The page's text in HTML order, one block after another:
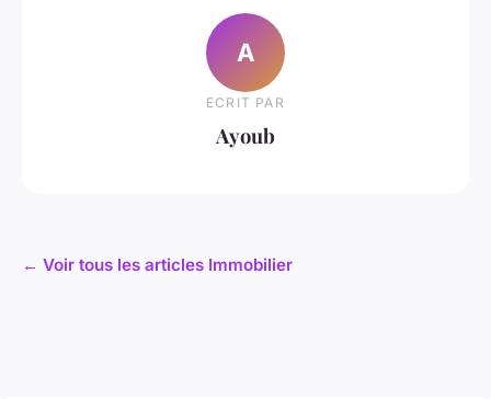
A
ECRIT PAR
Ayoub
← Voir tous les articles Immobilier